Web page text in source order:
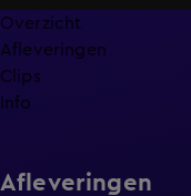
Overzicht
Afleveringen
Clips
Info
Afleveringen